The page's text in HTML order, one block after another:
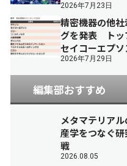
2026年7月23日
精密機器の他
グを発表 トッ
セイコーエプソ
2026年7月29日
編集部おすすめ
メタマテリア
産学をつなぐ
戦
2026.08.05